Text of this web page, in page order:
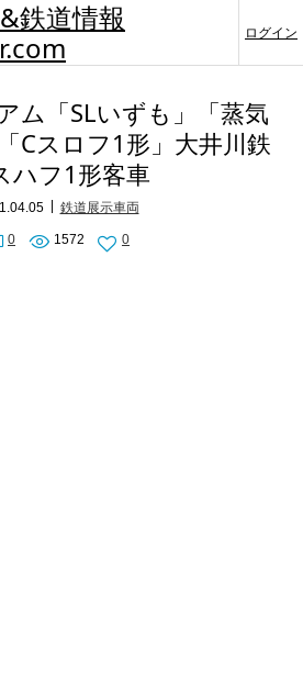
鉄道情報
ログイン
ム「SLいずも」「蒸気
Cスロフ1形」大井川鉄
ハフ1形客車
鉄道展示車両
0 1572 0